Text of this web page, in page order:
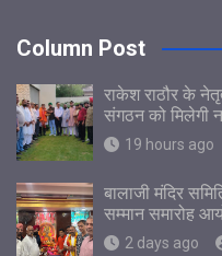
Column Post
राकेश राठौर के
संगठन को मिलेगी
19 hours ago
बालाजी मंदिर
सम्मान समारोह
2 days ago